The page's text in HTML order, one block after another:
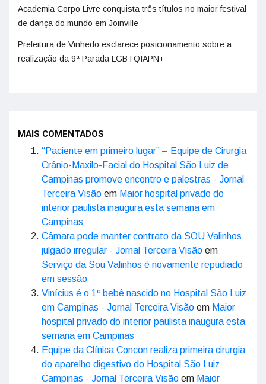
Academia Corpo Livre conquista três títulos no maior festival
de dança do mundo em Joinville
Prefeitura de Vinhedo esclarece posicionamento sobre a
realização da 9ª Parada LGBTQIAPN+
MAIS COMENTADOS
“Paciente em primeiro lugar” – Equipe de Cirurgia
Crânio-Maxilo-Facial do Hospital São Luiz de
Campinas promove encontro e palestras - Jornal
Terceira Visão em Maior hospital privado do
interior paulista inaugura esta semana em
Campinas
Câmara pode manter contrato da SOU Valinhos
julgado irregular - Jornal Terceira Visão em
Serviço da Sou Valinhos é novamente repudiado
em sessão
Vinícius é o 1º bebê nascido no Hospital São Luiz
em Campinas - Jornal Terceira Visão em Maior
hospital privado do interior paulista inaugura esta
semana em Campinas
Equipe da Clínica Concon realiza primeira cirurgia
do aparelho digestivo do Hospital São Luiz
Campinas - Jornal Terceira Visão em Maior